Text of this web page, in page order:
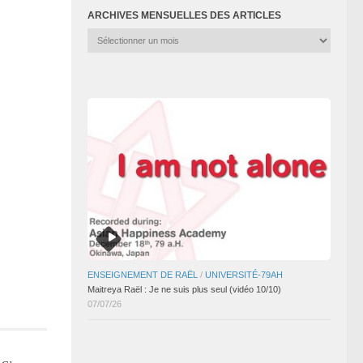
ARCHIVES MENSUELLES DES ARTICLES
Archives
ENSEIGNEMENT DE RAËL / UNIVERSITÉ-79AH
Maitreya Raël : Je ne suis plus seul (vidéo 10/10)
07/07/26